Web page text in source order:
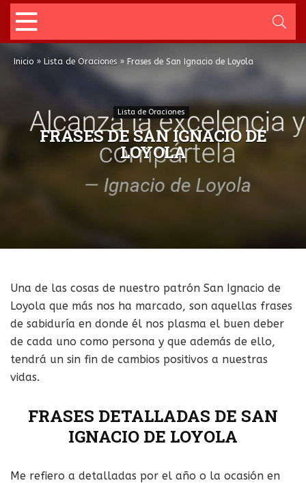
Inicio » Lista de Oraciones » Frases de San Ignacio de Loyola
Lista de Oraciones
FRASES DE SAN IGNACIO DE
LOYOLA
Una de las cosas de nuestro patrón San Ignacio de
Loyola que más nos ha marcado, son aquellas frases
de sabiduría en donde él nos plasma el buen deber
de cada uno como persona y que además de ello,
tendrá un sin fin de cambios positivos a nuestras
vidas.
FRASES DETALLADAS DE SAN
IGNACIO DE LOYOLA
Me refiero a detalladas por el año o la ocasión en